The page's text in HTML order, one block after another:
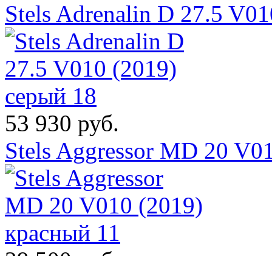
Stels Adrenalin D 27.5
53 930 руб.
Stels Aggressor MD 20